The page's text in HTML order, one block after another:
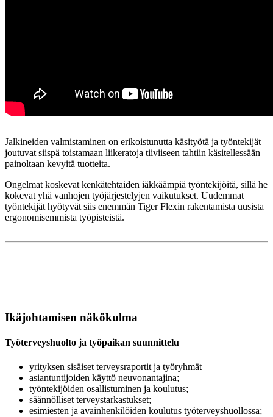
Jalkineiden valmistaminen on erikoistunutta käsityötä ja työntekijät
joutuvat siispä toistamaan liikeratoja tiiviiseen tahtiin käsitellessään
painoltaan kevyitä tuotteita.
Ongelmat koskevat kenkätehtaiden iäkkäämpiä työntekijöitä, sillä he
kokevat yhä vanhojen työjärjestelyjen vaikutukset. Uudemmat
työntekijät hyötyvät siis enemmän Tiger Flexin rakentamista uusista
ergonomisemmista työpisteistä.
Ikäjohtamisen näkökulma
Työterveyshuolto ja työpaikan suunnittelu
yrityksen sisäiset terveysraportit ja työryhmät
asiantuntijoiden käyttö neuvonantajina;
työntekijöiden osallistuminen ja koulutus;
säännölliset terveystarkastukset;
esimiesten ja avainhenkilöiden koulutus työterveyshuollossa;